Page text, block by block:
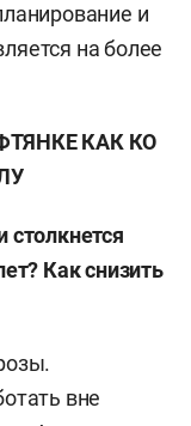
и
на более
КАК КО
Как снизить
вне